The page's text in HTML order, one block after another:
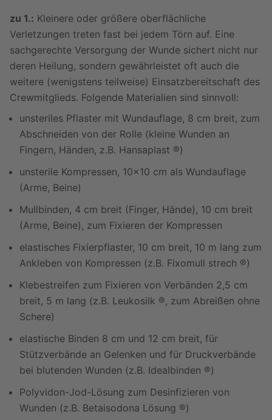
zu 1.: Kleinere oder größere oberflächliche
Verletzungen treten fast bei jedem Törn auf. Eine
sachgerechte Versorgung der Wunde sichert nicht nur
deren Heilung, sondern gewährleistet oft auch die
weitere (wenigstens teilweise) Einsatzbereitschaft des
Crewmitglieds. Folgende Materialien sind sinnvoll:
unsteriles Pflaster mit Wundauflage, 8 cm breit, zum
Abschneiden von der Rolle (kleine Wunden an
Fingern, Händen, z.B. Hansaplast ®)
unsterile Kompressen, 10x10 cm als Wundauflage
(Arme, Beine)
Mullbinden, 4 cm breit (Finger, Hände), 10 cm breit
(Arme, Beine), zum Fixieren der Kompressen
elastisches Fixierpflaster, 10 cm breit, 10 m lang zum
Ankleben von Kompressen (z.B. Fixomull strech ®)
Klebestreifen zum Fixieren von Verbänden 2,5 cm
breit, 5 m lang (z.B. Leukosilk ®, zum Abreißen ohne
Schere)
elastische Binden 8 cm und 12 cm breit, für
Stützverbände an Gelenken und für Druckverbände
bei blutenden Wunden (z.B. Idealbinden ®)
Polyvidon-Jod-Lösung zum Desinfizieren von
Wunden (z.B. Betaisodona Lösung ®)